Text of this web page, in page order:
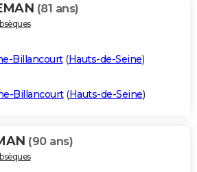
(81 ans)
Billancourt(Hauts-de-Seine)
Billancourt(Hauts-de-Seine)
(90 ans)